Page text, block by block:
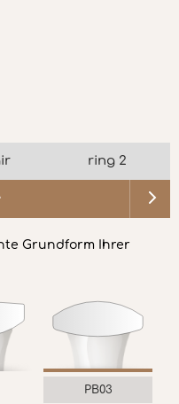
ring 2
Grundform Ihrer
PB03